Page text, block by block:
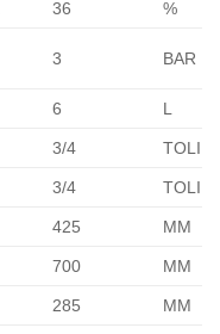
36 %
3 BAR
6 L
3/4 TOLI
3/4 TOLI
425 MM
700 MM
285 MM